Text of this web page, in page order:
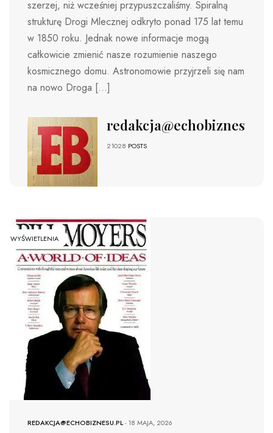
szerzej, niż wcześniej przypuszczaliśmy. Spiralną
strukturę Drogi Mlecznej odkryto ponad 175 lat temu
w 1850 roku. Jednak nowe informacje mogą
całkowicie zmienić nasze rozumienie naszego
kosmicznego domu. Astronomowie przyjrzeli się nam
na nowo Droga […]
redakcja@echobiznesu.pl
21028 POSTS
WYŚWIETLENIA
REDAKCJA@ECHOBIZNESU.PL-18 MAJA, 2026